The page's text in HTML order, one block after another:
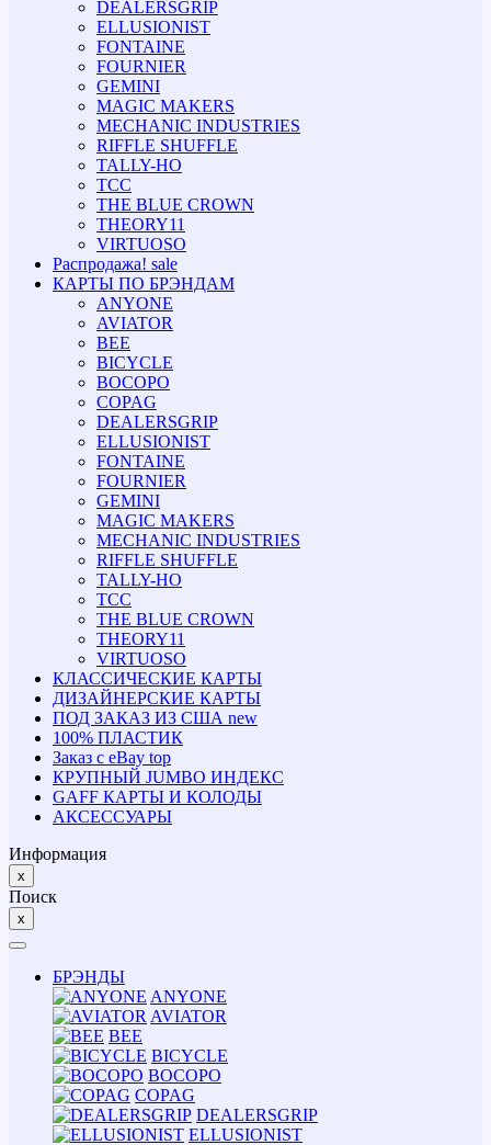
DEALERSGRIP
ELLUSIONIST
FONTAINE
FOURNIER
GEMINI
MAGIC MAKERS
MECHANIC INDUSTRIES
RIFFLE SHUFFLE
TALLY-HO
TCC
THE BLUE CROWN
THEORY11
VIRTUOSO
Распродажа! sale
КАРТЫ ПО БРЭНДАМ
ANYONE
AVIATOR
BEE
BICYCLE
BOCOPO
COPAG
DEALERSGRIP
ELLUSIONIST
FONTAINE
FOURNIER
GEMINI
MAGIC MAKERS
MECHANIC INDUSTRIES
RIFFLE SHUFFLE
TALLY-HO
TCC
THE BLUE CROWN
THEORY11
VIRTUOSO
КЛАССИЧЕСКИЕ КАРТЫ
ДИЗАЙНЕРСКИЕ КАРТЫ
ПОД ЗАКАЗ ИЗ США new
100% ПЛАСТИК
Заказ с eBay top
КРУПНЫЙ JUMBO ИНДЕКС
GAFF КАРТЫ И КОЛОДЫ
АКСЕССУАРЫ
Информация
x
Поиск
x
БРЭНДЫ
ANYONE
AVIATOR
BEE
BICYCLE
BOCOPO
COPAG
DEALERSGRIP
ELLUSIONIST